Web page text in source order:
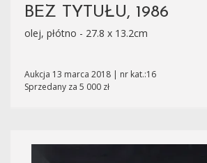
BEZ TYTUŁU, 1986
olej, płótno - 27.8 x 13.2cm
Aukcja 13 marca 2018 | nr kat.:16
Sprzedany za 5 000 zł